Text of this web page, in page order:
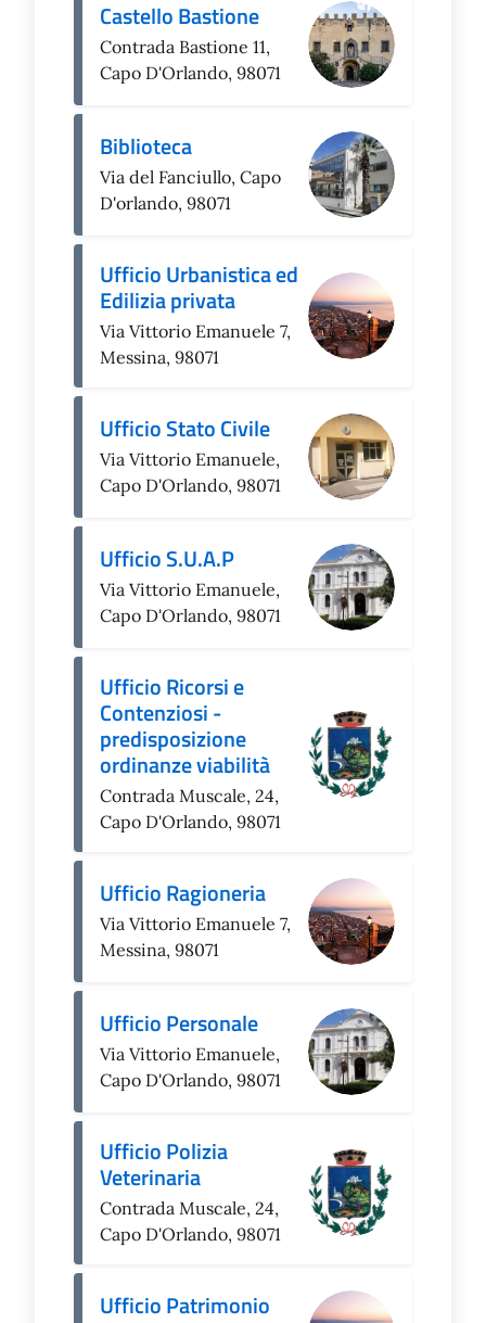
Castello Bastione
Contrada Bastione 11,
Capo D'Orlando, 98071
Biblioteca
Via del Fanciullo, Capo
D'orlando, 98071
Ufficio Urbanistica ed
Edilizia privata
Via Vittorio Emanuele 7,
Messina, 98071
Ufficio Stato Civile
Via Vittorio Emanuele,
Capo D'Orlando, 98071
Ufficio S.U.A.P
Via Vittorio Emanuele,
Capo D'Orlando, 98071
Ufficio Ricorsi e
Contenziosi -
predisposizione
ordinanze viabilità
Contrada Muscale, 24,
Capo D'Orlando, 98071
Ufficio Ragioneria
Via Vittorio Emanuele 7,
Messina, 98071
Ufficio Personale
Via Vittorio Emanuele,
Capo D'Orlando, 98071
Ufficio Polizia
Veterinaria
Contrada Muscale, 24,
Capo D'Orlando, 98071
Ufficio Patrimonio